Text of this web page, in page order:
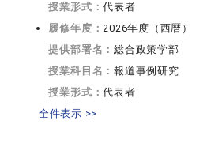
授業形式：代表者
履修年度：2026年度（西暦）
提供部署名：総合政策学部
授業科目名：報道事例研究
授業形式：代表者
全件表示 >>